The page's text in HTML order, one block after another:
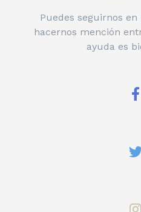
Puedes seguirnos
hacernos mención
ayuda es